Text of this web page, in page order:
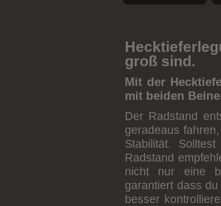
groß sind.
Mit der
mit beiden
Der Radstand
geradeaus
Stabilität.
Radstand
nicht nur eine
garantiert dass
besser